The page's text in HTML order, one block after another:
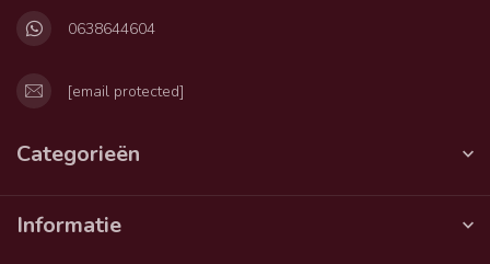
0638644604
[email protected]
Categorieën
Informatie